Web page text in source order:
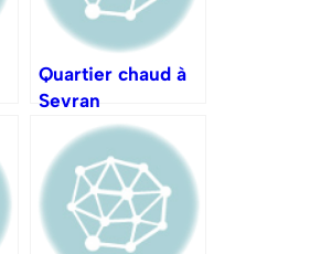
Quartier chaud à
Sevran